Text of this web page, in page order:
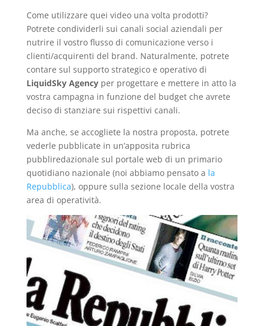
Come utilizzare quei video una volta prodotti?
Potrete condividerli sui canali social aziendali per
nutrire il vostro flusso di comunicazione verso i
clienti/acquirenti del brand. Naturalmente, potrete
contare sul supporto strategico e operativo di
LiquidSky Agencyper progettare e mettere in atto la
vostra campagna in funzione del budget che avrete
deciso di stanziare sui rispettivi canali.
Ma anche, se accogliete la nostra proposta, potrete
vederle pubblicate in un’apposita rubrica
pubbliredazionale sul portale web di un primario
quotidiano nazionale (noi abbiamo pensato a la
Repubblica), oppure sulla sezione locale della vostra
area di operatività.